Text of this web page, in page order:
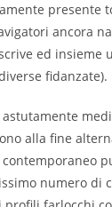
presente
ancora
ed insieme
fidanzate).
alla fine
numero di